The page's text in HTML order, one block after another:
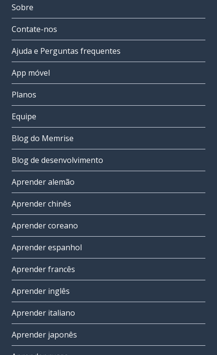
Sobre
Contate-nos
Ajuda e Perguntas frequentes
App móvel
Planos
Equipe
Blog do Memrise
Blog de desenvolvimento
Aprender alemão
Aprender chinês
Aprender coreano
Aprender espanhol
Aprender francês
Aprender inglês
Aprender italiano
Aprender japonês